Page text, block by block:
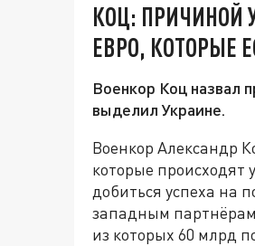
КОЦ: ПРИЧИНОЙ
ЕВРО, КОТОРЫЕ
Военкор Коц назвал
выделил Украине.
Военкор Александр
которые происходят
добиться успеха на
западным
из которых 60 млрд